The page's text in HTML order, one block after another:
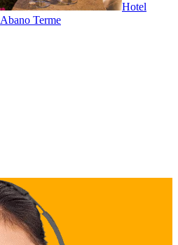
Hotel
Abano Terme